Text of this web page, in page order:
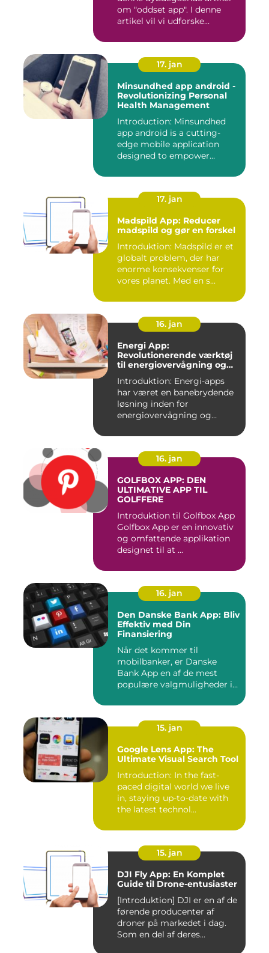
om "oddset app". I denne
artikel vil vi udforske...
17. jan
Minsundhed app android -
Revolutionizing Personal
Health Management
Introduction: Minsundhed
app android is a cutting-
edge mobile application
designed to empower
17. jan
Madspild App: Reducer
madspild og gør en forskel
Introduktion: Madspild er et
globalt problem, der har
enorme konsekvenser for
vores planet. Med en s...
16. jan
Energi App:
Revolutionerende værktøj
til energiovervågning og
Introduktion: Energi-apps
har været en banebrydende
løsning inden for
energiovervågning og
16. jan
GOLFBOX APP: DEN
ULTIMATIVE APP TIL
GOLFFERE
Introduktion til Golfbox App
Golfbox App er en innovativ
og omfattende applikation
designet til at ...
16. jan
Den Danske Bank App: Bliv
Effektiv med Din
Finansiering
Når det kommer til
mobilbanker, er Danske
Bank App en af de mest
populære valgmuligheder i
15. jan
Google Lens App: The
Ultimate Visual Search Tool
Introduction: In the fast-
paced digital world we live
in, staying up-to-date with
the latest technol...
15. jan
DJI Fly App: En Komplet
Guide til Drone-entusiaster
[Introduktion] DJI er en af de
førende producenter af
droner på markedet i dag.
Som en del af deres...